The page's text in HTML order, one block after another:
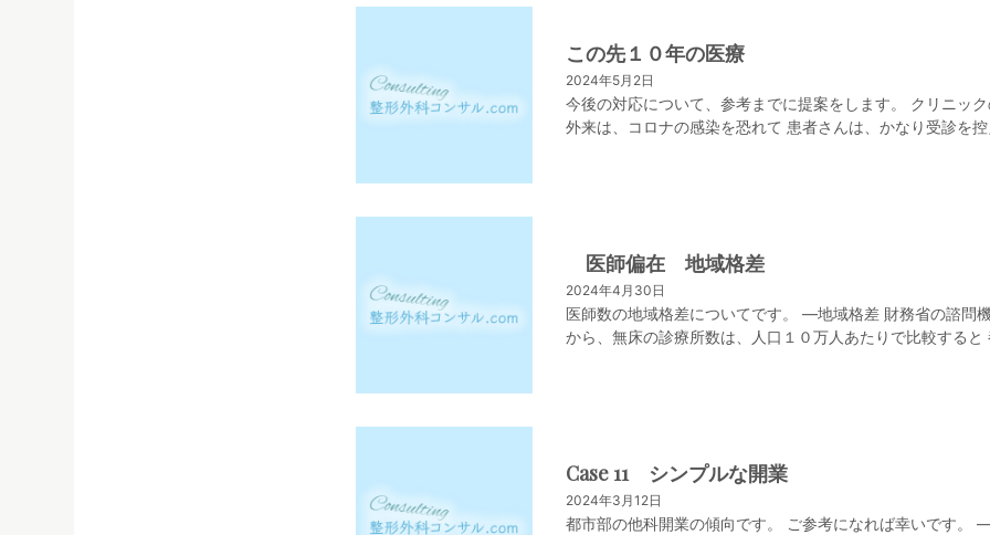
この先１０年の医療
2024年5月2日
今後の対応について、参考までに提案をします。 クリニッ
外来は、コロナの感染を恐れて 患者さんは、かなり受診を控
医師偏在 地域格差
2024年4月30日
医師数の地域格差についてです。 ―地域格差 財務省の諮問
から、無床の診療所数は、人口１０万人あたりで比較すると
Case 11 シンプルな開業
2024年3月12日
都市部の他科開業の傾向です。 ご参考になれば幸いです。